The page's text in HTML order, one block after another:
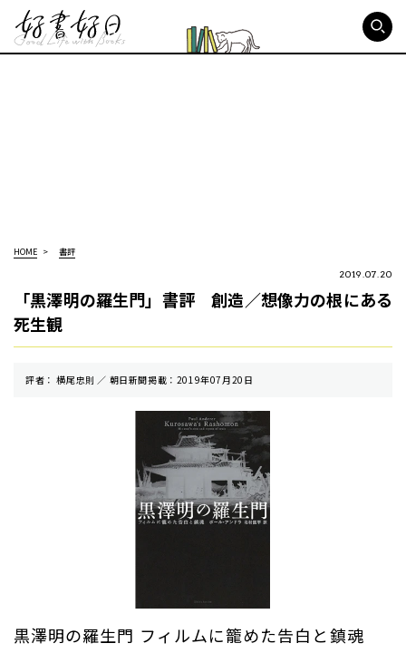
HOME 書評
2019.07.20
「黒澤明の羅生門」書評 創造／想像力の根にある
死生観
評者： 横尾忠則 ／ 朝⽇新聞掲載：2019年07月20日
黒澤明の羅生門 フィルムに籠めた告白と鎮魂